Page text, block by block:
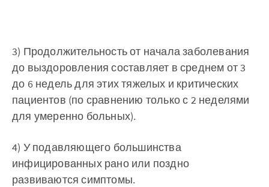
3) Продолжительность от начала заболевания
до выздоровления составляет в среднем от 3
до 6 недель для этих тяжелых и критических
пациентов (по сравнению только с 2 неделями
для умеренно больных).
4) У подавляющего большинства
инфицированных рано или поздно
развиваются симптомы.